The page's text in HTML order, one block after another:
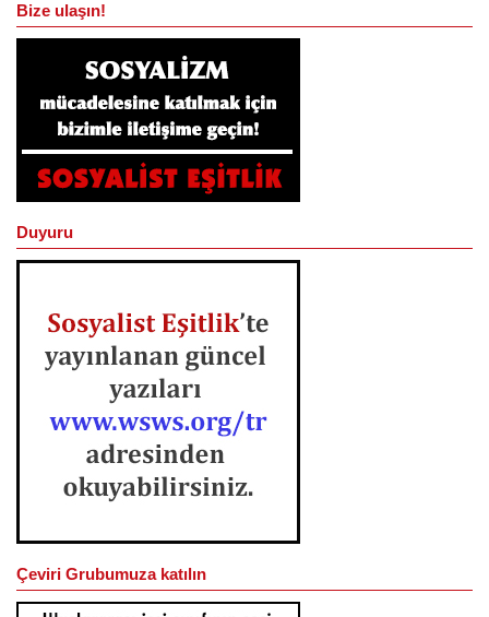
Bize ulaşın!
Duyuru
Çeviri Grubumuza katılın